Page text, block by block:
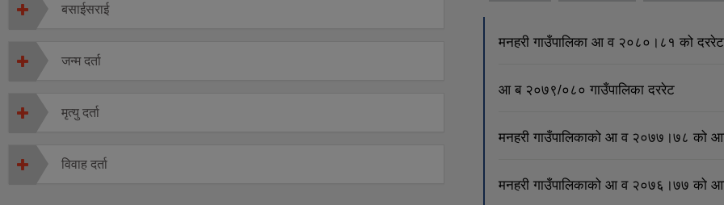
बसाईसराई
जन्म दर्ता
मृत्यु दर्ता
विवाह दर्ता
मनहरी गाउँपालिका आ व २०८०।८१ को दररेट
आ ब २०७९/०८० गाउँपालिका दररेट
मनहरी गाउँपालिकाको आ व २०७७।७८ को
मनहरी गाउँपालिकाको आ व २०७६।७७ को